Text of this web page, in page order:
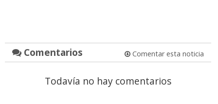
Comentarios Comentar esta noticia
Todavía no hay comentarios